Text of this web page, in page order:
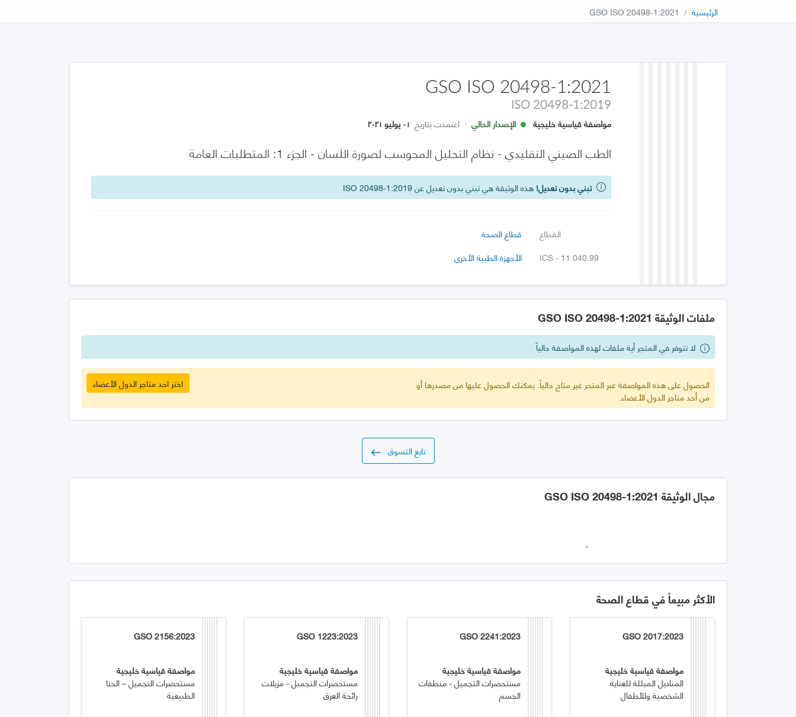
الرئيسية GSO ISO 20498-1:2021
GSO ISO 20498-1:2021
ISO 20498-1:2019
مواصفة قياسية خليجية الإصدار الحالي · اعتمدت بتاريخ ٠١ يوليو ٢٠٢١
الطب الصيني التقليدي - نظام التحليل المحوسب لصورة اللسان - الجزء 1: المتطلبات العامة
تبني بدون تعديل! هذه الوثيقة هي تبني بدون تعديل عن ISO 20498-1:2019
القطاع
قطاع الصحة
ICS - 11.040.99
الأجهزة الطبية الأخرى
ملفات الوثيقة GSO ISO 20498-1:2021
لا تتوفر في المتجر أية ملفات لهذه المواصفة حالياً
الحصول على هذه المواصفة عبر المتجر غير متاح حالياً. يمكنك الحصول عليها من مصدرها أو
من أحد متاجر الدول الأعضاء.
اختر احد متاجر الدول الأعضاء
تابع التسوق
مجال الوثيقة GSO ISO 20498-1:2021
-
الأكثر مبيعاً في قطاع الصحة
GSO 2017:2023
مواصفة قياسية خليجية
المناديل المبللة للعناية
الشخصية وللأطفال
GSO 2241:2023
مواصفة قياسية خليجية
مستحضرات التجميل - منظفات
الجسم
GSO 1223:2023
مواصفة قياسية خليجية
مستحضرات التجميل - مزيلات
رائحة العرق
GSO 2156:2023
مواصفة قياسية خليجية
مستحضرات التجميل – الحنا
الطبيعية